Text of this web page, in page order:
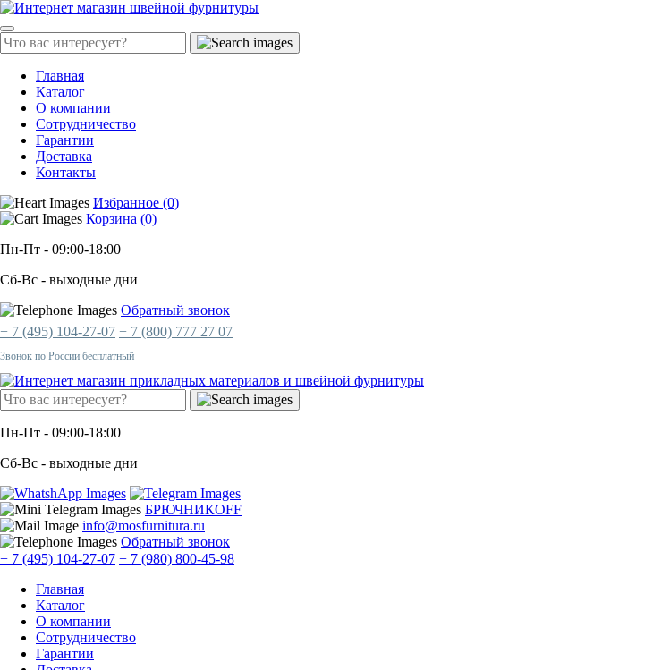
Главная
Каталог
О компании
Сотрудничество
Гарантии
Доставка
Контакты
Избранное (0)
Корзина (0)
Пн-Пт - 09:00-18:00
Сб-Вс - выходные дни
Обратный звонок
+ 7 (495) 104-27-07 + 7 (800) 777 27 07
Звонок по России бесплатный
Пн-Пт - 09:00-18:00
Сб-Вс - выходные дни
БРЮЧНИКОFF
info@mosfurnitura.ru
Обратный звонок
+ 7 (495) 104-27-07 + 7 (980) 800-45-98
Главная
Каталог
О компании
Сотрудничество
Гарантии